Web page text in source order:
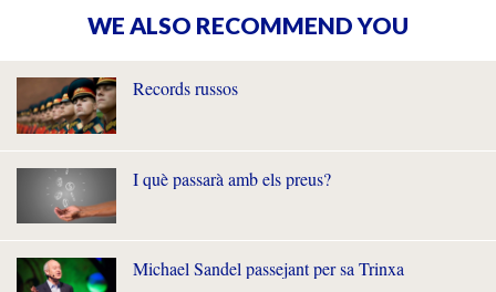
WE ALSO RECOMMEND YOU
Records russos
I què passarà amb els preus?
Michael Sandel passejant per sa Trinxa